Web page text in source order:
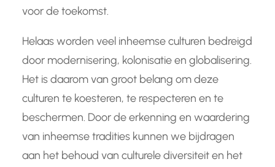
voor de toekomst.
Helaas worden veel inheemse culturen bedreigd
door modernisering, kolonisatie en globalisering.
Het is daarom van groot belang om deze
culturen te koesteren, te respecteren en te
beschermen. Door de erkenning en waardering
van inheemse tradities kunnen we bijdragen
aan het behoud van culturele diversiteit en het